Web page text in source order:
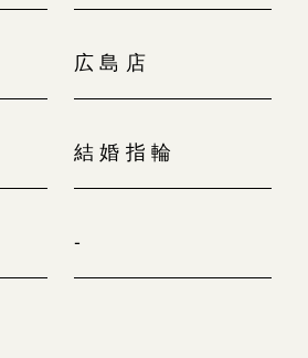
広島店
結婚指輪
-